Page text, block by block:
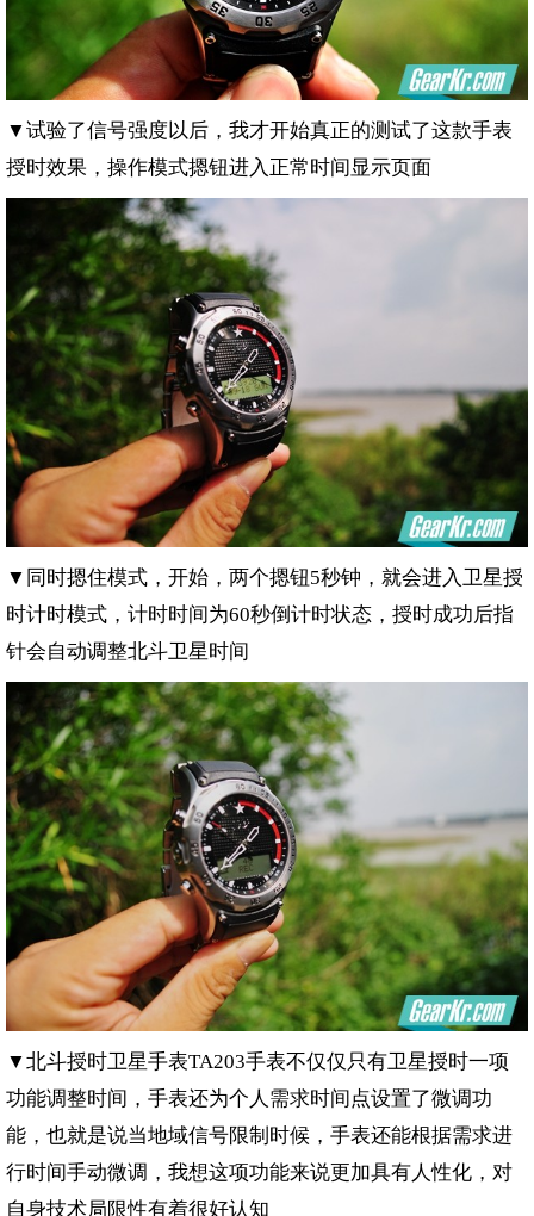
▼试验了信号强度以后，我才开始真正的测试了这款手表
授时效果，操作模式摁钮进入正常时间显示页面
▼同时摁住模式，开始，两个摁钮5秒钟，就会进入卫星授
时计时模式，计时时间为60秒倒计时状态，授时成功后指
针会自动调整北斗卫星时间
▼北斗授时卫星手表TA203手表不仅仅只有卫星授时一项
功能调整时间，手表还为个人需求时间点设置了微调功
能，也就是说当地域信号限制时候，手表还能根据需求进
行时间手动微调，我想这项功能来说更加具有人性化，对
自身技术局限性有着很好认知